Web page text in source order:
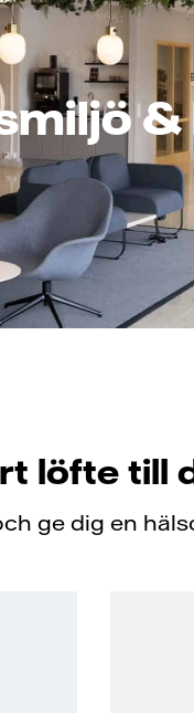
löfte till
ge dig en